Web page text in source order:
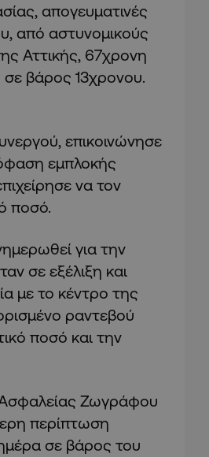
απογευματινές
από αστυνομικούς
Αττικής, 67χρονη
βάρος 13χρονου.
επικοινώνησε
εμπλοκής
να τον
ποσό.
για την
σε εξέλιξη και
με το κέντρο της
ραντεβού
ποσό και την
Ζωγράφου
περίπτωση
σε βάρος του